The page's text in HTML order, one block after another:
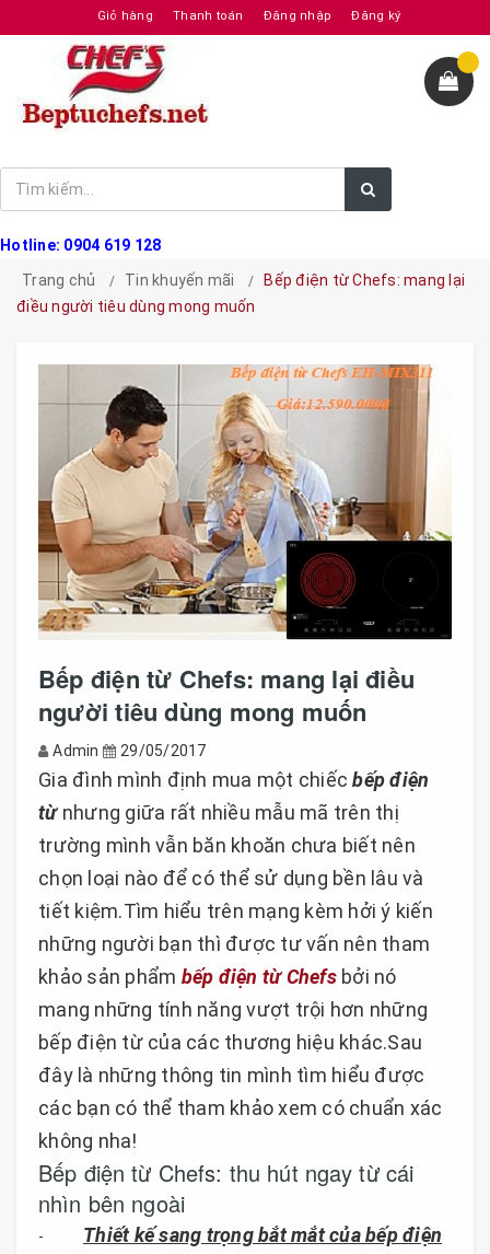
Giỏ hàng Thanh toán Đăng nhập Đăng ký
Hotline: 0904 619 128
Trang chủ
Tin khuyến mãi
Bếp điện từ Chefs: mang lại
điều người tiêu dùng mong muốn
Bếp điện từ Chefs: mang lại điều
người tiêu dùng mong muốn
Admin 29/05/2017
Gia đình mình định mua một chiếcbếp điện
từnhưng giữa rất nhiều mẫu mã trên thị
trường mình vẫn băn khoăn chưa biết nên
chọn loại nào để có thể sử dụng bền lâu và
tiết kiệm.Tìm hiểu trên mạng kèm hởi ý kiến
những người bạn thì được tư vấn nên tham
khảo sản phẩm bếp điện từ Chefsbởi nó
mang những tính năng vượt trội hơn những
bếp điện từ của các thương hiệu khác.Sau
đây là những thông tin mình tìm hiểu được
các bạn có thể tham khảo xem có chuẩn xác
không nha!
Bếp điện từ Chefs: thu hút ngay từ cái
nhìn bên ngoài
- Thiết kế sang trọng bắt mắt của bếp điện